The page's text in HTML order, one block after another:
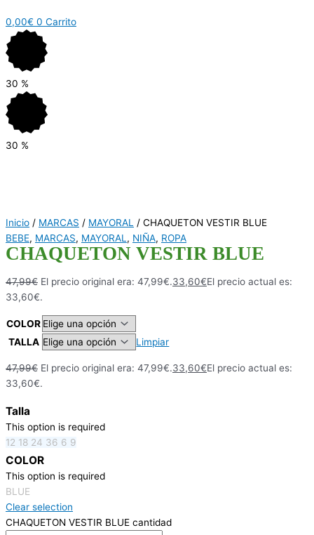
0,00€ 0 Carrito
30 %
30 %
Inicio / MARCAS / MAYORAL
/ CHAQUETON VESTIR BLUE
BEBE, MARCAS, MAYORAL , NIÑA, ROPA
CHAQUETON VESTIR BLUE
47,99€ El precio original era: 47,99€.33,60€El precio actual es:
33,60€.
COLOR
TALLA
Limpiar
47,99€ El precio original era: 47,99€.33,60€El precio actual es:
33,60€.
Talla
This option is required
12 18 24 36 6 9
COLOR
This option is required
BLUE
Clear selection
CHAQUETON VESTIR BLUE cantidad